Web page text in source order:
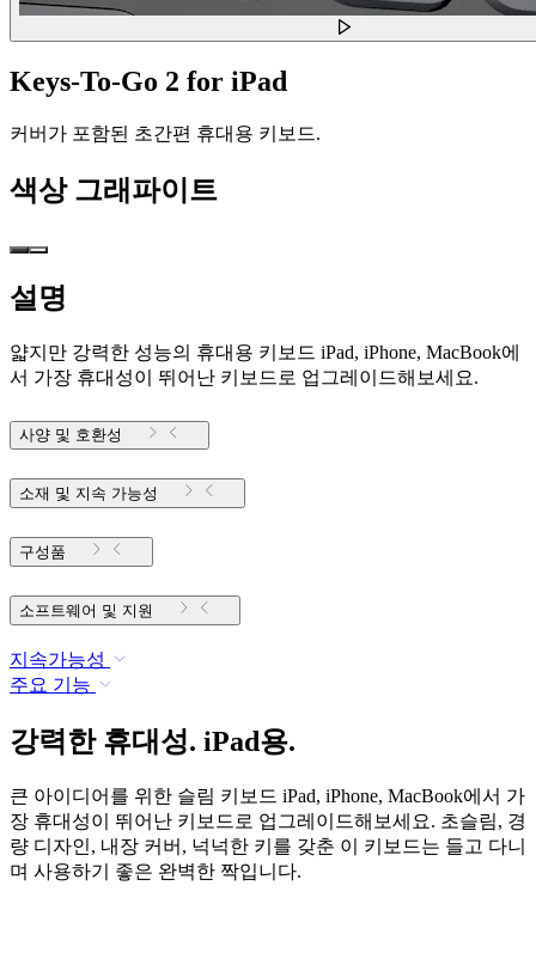
Keys-To-Go 2 for iPad
커버가 포함된 초간편 휴대용 키보드.
색상 그래파이트
설명
얇지만 강력한 성능의 휴대용 키보드 iPad, iPhone, MacBook에
서 가장 휴대성이 뛰어난 키보드로 업그레이드해보세요.
사양 및 호환성
소재 및 지속 가능성
구성품
소프트웨어 및 지원
지속가능성
주요 기능
강력한 휴대성. iPad용.
큰 아이디어를 위한 슬림 키보드 iPad, iPhone, MacBook에서 가
장 휴대성이 뛰어난 키보드로 업그레이드해보세요. 초슬림, 경
량 디자인, 내장 커버, 넉넉한 키를 갖춘 이 키보드는 들고 다니
며 사용하기 좋은 완벽한 짝입니다.